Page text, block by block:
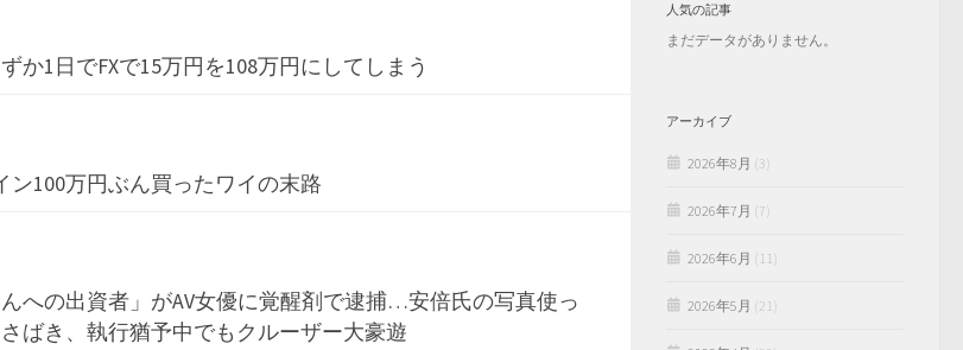
か1日でFXで15万円を108万円にしてしまう
ン100万円ぶん買ったワイの末路
んへの出資者」がAV女優に覚醒剤で逮捕…安倍氏の写真使っ
ばき、執行猶予中でもクルーザー大豪遊
人気の記事
まだデータがありません。
アーカイブ
2026年8月 (3)
2026年7月 (7)
2026年6月 (11)
2026年5月 (21)